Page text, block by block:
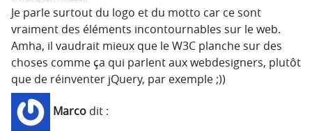
Je parle surtout du logo et du motto car ce sont
vraiment des éléments incontournables sur le web.
Amha, il vaudrait mieux que le W3C planche sur des
choses comme ça qui parlent aux webdesigners, plutôt
que de réinventer jQuery, par exemple ;))
Marco dit :